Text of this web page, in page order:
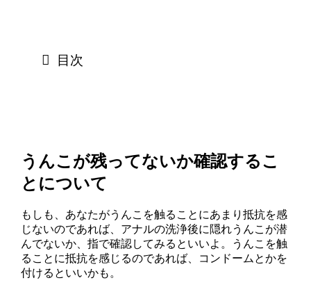
目次
うんこが残ってないか確認するこ
とについて
もしも、あなたがうんこを触ることにあまり抵抗を感
じないのであれば、アナルの洗浄後に隠れうんこが潜
んでないか、指で確認してみるといいよ。うんこを触
ることに抵抗を感じるのであれば、コンドームとかを
付けるといいかも。